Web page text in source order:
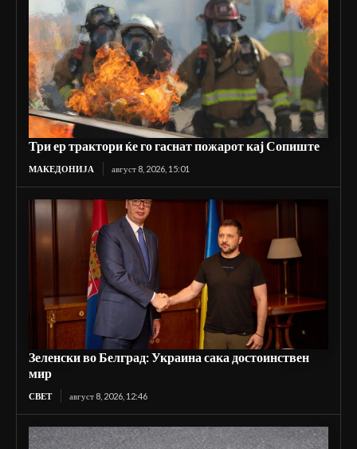
Три ер трактори ќе го гаснат пожарот кај Сопиште
МАКЕДОНИЈА август 8, 2026, 15:01
Зеленски во Белград: Украина сака достоинствен
мир
СВЕТ август 8, 2026, 12:46